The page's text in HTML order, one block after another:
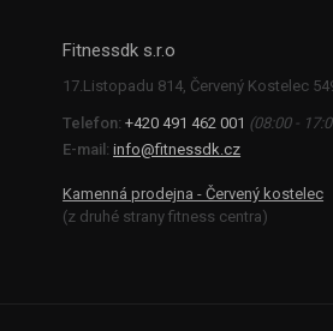
Fitnessdk s.r.o
Telefon: +420 491 462 001 (08:00 -
E-mail: info@fitnessdk.cz
Kamenná prodejna - Červený kostelec
(z druhé strany fitness centra)